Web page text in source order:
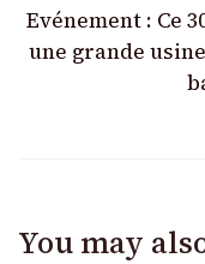
Evénement : Ce
une grande
You may